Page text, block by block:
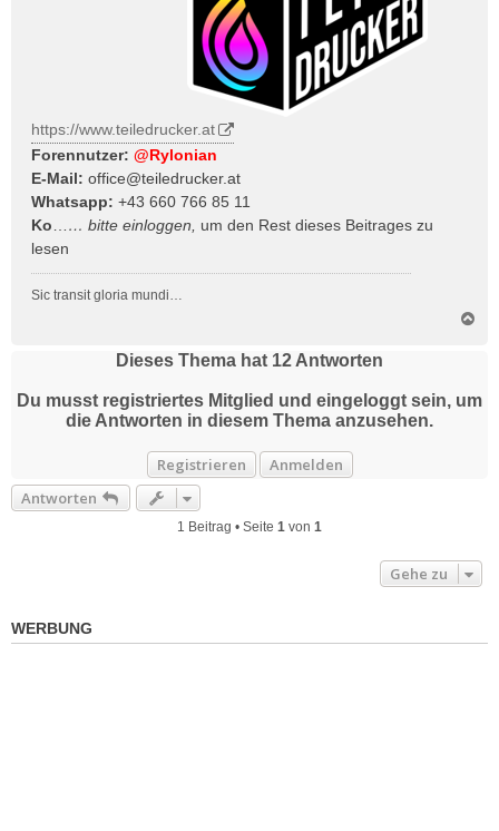
https://www.teiledrucker.at
Forennutzer: @Rylonian
E-Mail: office@teiledrucker.at
Whatsapp: +43 660 766 85 11
Ko
… bitte einloggen
um den Rest dieses Beitrages zu
lesen
Sic transit gloria mundi…
b
Dieses Thema hat 12 Antworten
Du musst registriertes Mitglied und eingeloggt sein, um
die Antworten in diesem Thema anzusehen.
Registrieren
Anmelden
Antworten
1 Beitrag • Seite 1 von 1
Gehe zu
WERBUNG